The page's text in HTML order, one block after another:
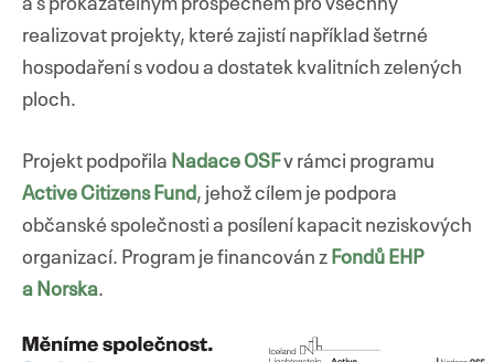
realizovat projekty, které zajistí například šetrné
hospodaření s vodou a dostatek kvalitních zelených
ploch.
Projekt podpořila Nadace OSFv rámci programu
Active Citizens Fund, jehož cílem je podpora
občanské společnosti a posílení kapacit neziskových
organizací. Program je financován z Fondů EHP
a Norska.